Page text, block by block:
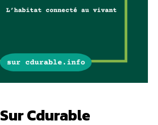
Sur Cdurable